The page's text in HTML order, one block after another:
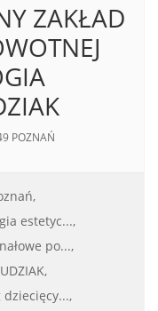
ZAKŁAD
POZNAŃ
estetyc...,
po...,